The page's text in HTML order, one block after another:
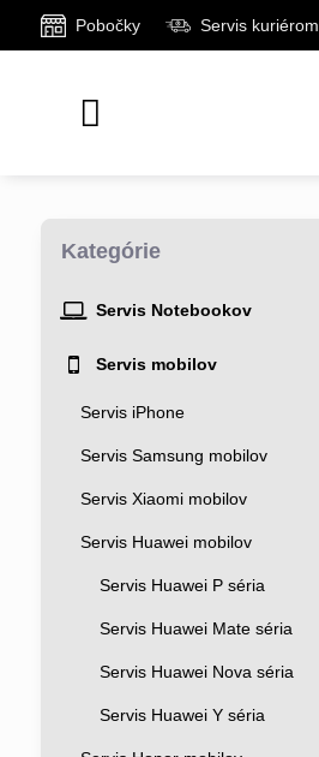
Pobočky Servis kuriérom
Kategórie
Servis Notebookov
Servis mobilov
Servis iPhone
Servis Samsung mobilov
Servis Xiaomi mobilov
Servis Huawei mobilov
Servis Huawei P séria
Servis Huawei Mate séria
Servis Huawei Nova séria
Servis Huawei Y séria